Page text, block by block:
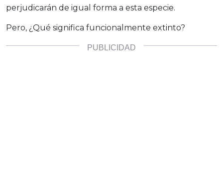
perjudicarán de igual forma a esta especie.
Pero, ¿Qué significa funcionalmente extinto?